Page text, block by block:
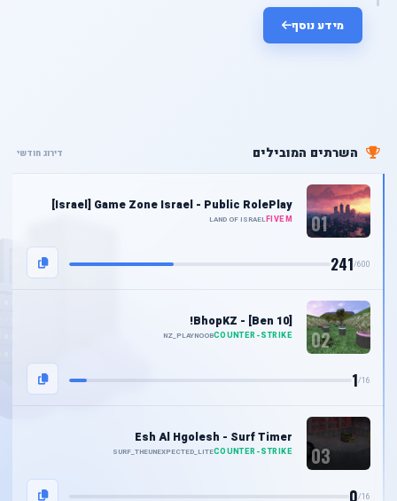
מידע נוסף
השרתים המובילים דירוג חודשי
01
[Israel] Game Zone Israel - Public RolePlay
FIVEM
LAND OF ISRAEL
241/600
02
!BhopKZ - [Ben 10]
COUNTER-STRIKE
NZ_PLAYNOOB
1/16
03
Esh Al Hgolesh - Surf Timer
COUNTER-STRIKE
SURF_THEUNEXPECTED_LITE
0/16